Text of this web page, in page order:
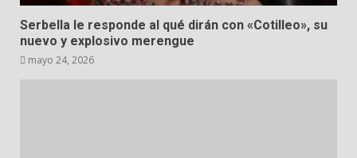
Serbella le responde al qué dirán con «Cotilleo», su
nuevo y explosivo merengue
mayo 24, 2026